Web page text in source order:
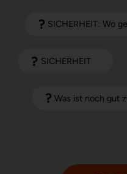
SICHERHEIT: Wo
SICHERHEIT
Was ist noch gut